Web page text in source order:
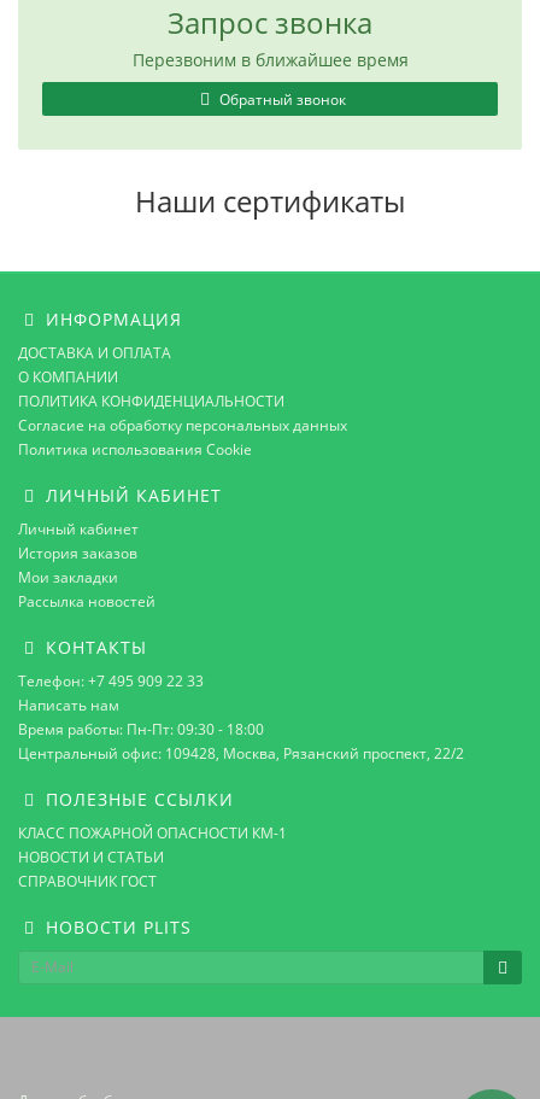
Запрос звонка
Перезвоним в ближайшее время
Обратный звонок
Наши сертификаты
ИНФОРМАЦИЯ
ДОСТАВКА И ОПЛАТА
О КОМПАНИИ
ПОЛИТИКА КОНФИДЕНЦИАЛЬНОСТИ
Согласие на обработку персональных данных
Политика использования Cookie
ЛИЧНЫЙ КАБИНЕТ
Личный кабинет
История заказов
Мои закладки
Рассылка новостей
КОНТАКТЫ
Телефон: +7 495 909 22 33
Написать нам
Время работы: Пн-Пт: 09:30 - 18:00
Центральный офис: 109428, Москва, Рязанский проспект, 22/2
ПОЛЕЗНЫЕ ССЫЛКИ
КЛАСС ПОЖАРНОЙ ОПАСНОСТИ КМ-1
НОВОСТИ И СТАТЬИ
СПРАВОЧНИК ГОСТ
НОВОСТИ PLITS